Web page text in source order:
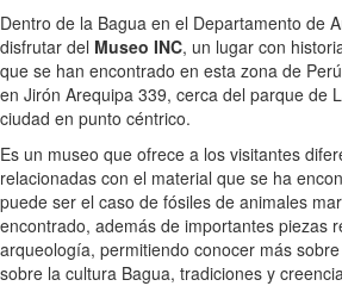
Dentro de la Bagua en el Departamento de
disfrutar del Museo INC, un lugar con
que se han encontrado en esta zona de
en Jirón Arequipa 339, cerca del parque de
ciudad en punto céntrico.
Es un museo que ofrece a los visitantes
relacionadas con el material que se ha
puede ser el caso de fósiles de animales
encontrado, además de importantes piezas
arqueología, permitiendo conocer más
sobre la cultura Bagua, tradiciones y